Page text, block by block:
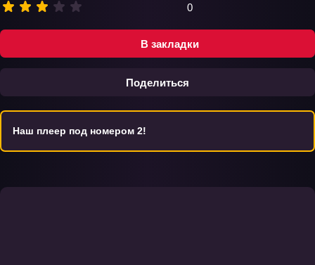
В закладки
Поделиться
0
Наш плеер под номером 2!